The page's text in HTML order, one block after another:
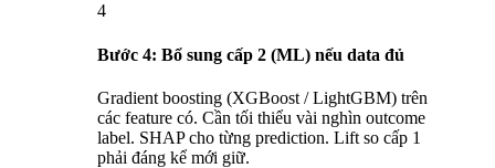
4
Bước 4: Bổ sung cấp 2 (ML) nếu data đủ
Gradient boosting (XGBoost / LightGBM) trên
các feature có. Cần tối thiểu vài nghìn outcome
label. SHAP cho từng prediction. Lift so cấp 1
phải đáng kể mới giữ.